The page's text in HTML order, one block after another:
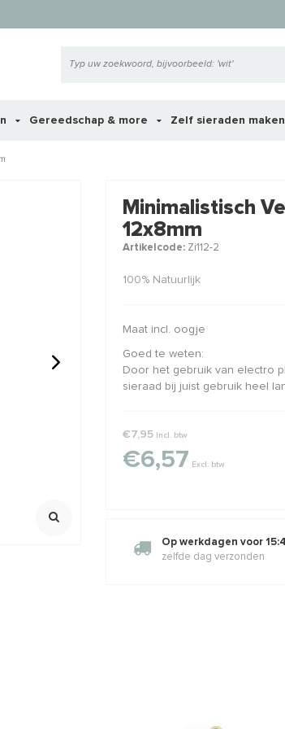
Gereedschap & more Zelf sieraden maken
interessant voor je?
Ca. 15x8x4mm
€6,95 Incl. btw €5,74
Minimalistisch
12x8mm
Artikelcode:Zi112-2
100% Natuurlijk
Maat incl. oogje
Goed te weten:
Door het gebruik van electro
sieraad bij juist gebruik heel
€7,95 Incl. btw
€6,57 Excl. btw
Op werkdagen voor
zelfde dag verzonden